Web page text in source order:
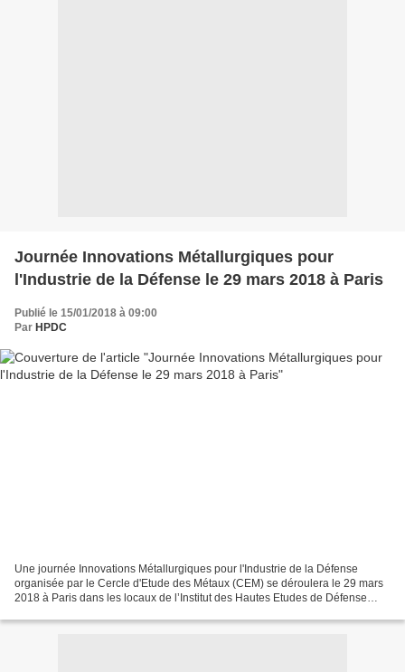
Journée Innovations Métallurgiques pour
l'Industrie de la Défense le 29 mars 2018 à Paris
Publié le 15/01/2018 à 09:00
Par HPDC
Une journée Innovations Métallurgiques pour l'Industrie de la Défense
organisée par le Cercle d'Etude des Métaux (CEM) se déroulera le 29 mars
2018 à Paris dans les locaux de l’Institut des Hautes Etudes de Défense